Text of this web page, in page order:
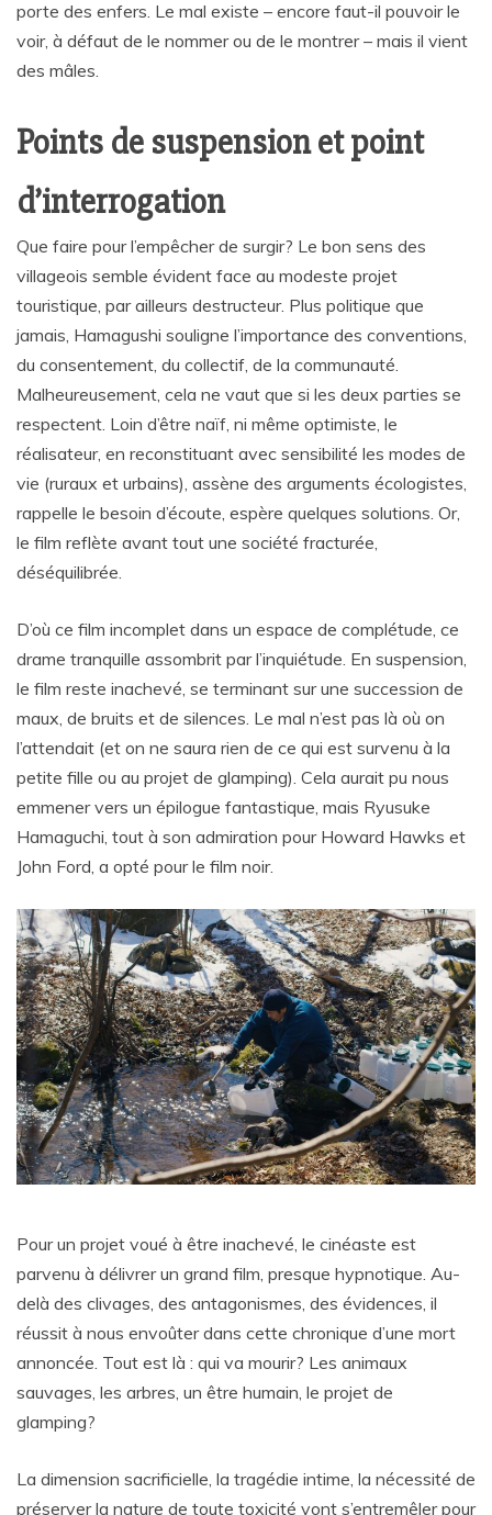
porte des enfers. Le mal existe – encore faut-il pouvoir le
voir, à défaut de le nommer ou de le montrer – mais il vient
des mâles.
Points de suspension et point
d’interrogation
Que faire pour l’empêcher de surgir? Le bon sens des
villageois semble évident face au modeste projet
touristique, par ailleurs destructeur. Plus politique que
jamais, Hamagushi souligne l’importance des conventions,
du consentement, du collectif, de la communauté.
Malheureusement, cela ne vaut que si les deux parties se
respectent. Loin d’être naïf, ni même optimiste, le
réalisateur, en reconstituant avec sensibilité les modes de
vie (ruraux et urbains), assène des arguments écologistes,
rappelle le besoin d’écoute, espère quelques solutions. Or,
le film reflète avant tout une société fracturée,
déséquilibrée.
D’où ce film incomplet dans un espace de complétude, ce
drame tranquille assombrit par l’inquiétude. En suspension,
le film reste inachevé, se terminant sur une succession de
maux, de bruits et de silences. Le mal n’est pas là où on
l’attendait (et on ne saura rien de ce qui est survenu à la
petite fille ou au projet de glamping). Cela aurait pu nous
emmener vers un épilogue fantastique, mais Ryusuke
Hamaguchi, tout à son admiration pour Howard Hawks et
John Ford, a opté pour le film noir.
Pour un projet voué à être inachevé, le cinéaste est
parvenu à délivrer un grand film, presque hypnotique. Au-
delà des clivages, des antagonismes, des évidences, il
réussit à nous envoûter dans cette chronique d’une mort
annoncée. Tout est là : qui va mourir? Les animaux
sauvages, les arbres, un être humain, le projet de
glamping?
La dimension sacrificielle, la tragédie intime, la nécessité de
préserver la nature de toute toxicité vont s’entremêler pour